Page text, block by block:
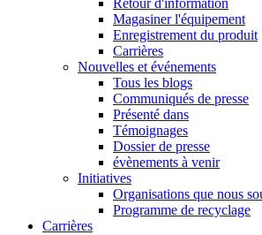
Retour d'information
Magasiner l'équipement
Enregistrement du produit
Carrières
Nouvelles et événements
Tous les blogs
Communiqués de presse
Présenté dans
Témoignages
Dossier de presse
évènements à venir
Initiatives
Organisations que nous
Programme de recyclage
Carrières